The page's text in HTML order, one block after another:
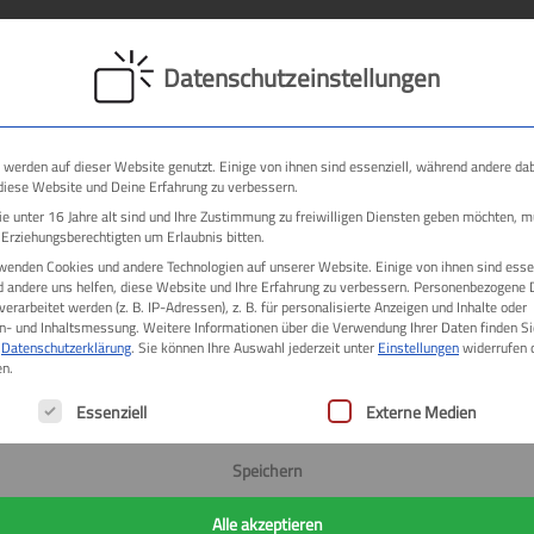
Über mich
✨ Neues
Darstellung
👁️👁️ Das Titelbild ist
Kanälen. Da schadet es
😉 Vielleicht sollte ja
🕐 As Time goes by:
auf dem eigenen
Datenschutzeinstellungen
auf dieser Website genutzt. Einige von ihnen sind essenziell, während andere
Website und Deine Erfahrung zu verbessern.
unter 16 Jahre alt sind und Ihre Zustimmung zu freiwilligen Diensten geben möchten,
um Erlaubnis bitten.
Cookies und andere Technologien auf unserer Website. Einige von ihnen sind
andere uns helfen, diese Website und Ihre Erfahrung zu verbessern. Personenbezogene
werden (z. B. IP-Adressen), z. B. für personalisierte Anzeigen und Inhalte oder
und Inhaltsmessung. Weitere Informationen über die Verwendung Ihrer Daten finden
Datenschutzerklärung. Sie können Ihre Auswahl jederzeit unter Einstellungenwiderrufen
eine Liste der Service-Gruppen, für die eine
Essenziell Externe Medien
Speichern
Alle akzeptieren